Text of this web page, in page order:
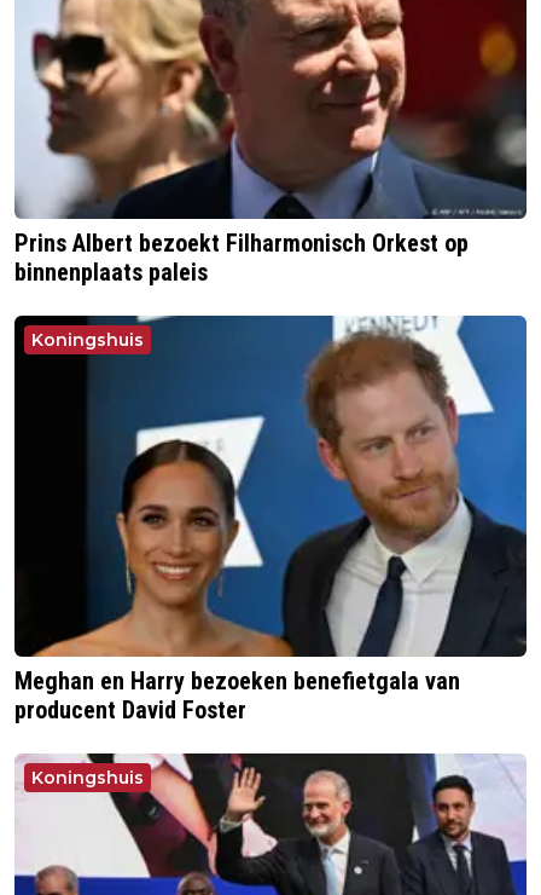
Prins Albert bezoekt Filharmonisch Orkest op
binnenplaats paleis
Koningshuis
Meghan en Harry bezoeken benefietgala van
producent David Foster
Koningshuis